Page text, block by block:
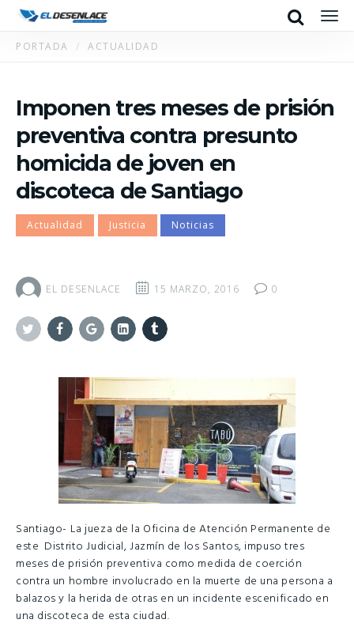
Search
PORTADA ACTUALIDAD
Imponen tres meses de prisión
preventiva contra presunto
homicida de joven en
discoteca de Santiago
Actualidad Justicia Noticias
EL DESENLACE 15 MARZO, 2016 0
Santiago- La jueza de la Oficina de Atención Permanente de
este Distrito Judicial, Jazmín de los Santos, impuso tres
meses de prisión preventiva como medida de coerción
contra un hombre involucrado en la muerte de una persona a
balazos y la herida de otras en un incidente escenificado en
una discoteca de esta ciudad.